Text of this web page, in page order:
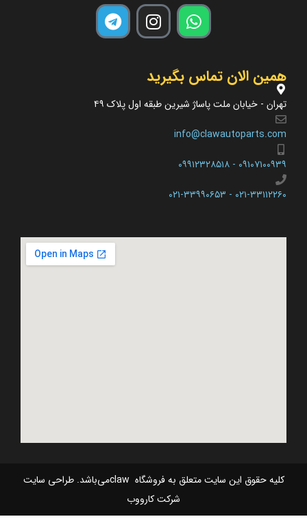
همین الان تماس بگیرید
تهران - خیابان ملت پاساژ شیرین طبقه اول پلاک ۴۹
info@clawautoparts.com
۰۹۱۰۷۱۰۰۹۳۹ - ۰۹۹۱۲۳۲۸۵۱۸
۰۲۱-۳۳۱۱۲۲۶۰ - ۰۲۱-۳۳۹۹۰۶۵۳​
کلیه حقوق این سایت متعلق به فروشگاه clawمی‌باشد. طراحی سایت
شرکت کارووب